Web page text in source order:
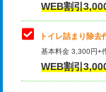
WEB割引
トイレ詰まり除
基本料金 3,300円+
WEB割引